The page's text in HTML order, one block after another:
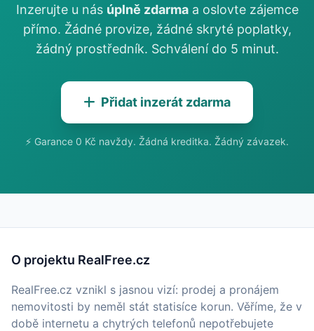
Inzerujte u nás úplně zdarmaa oslovte zájemce
přímo. Žádné provize, žádné skryté poplatky,
žádný prostředník. Schválení do 5 minut.
Přidat inzerát zdarma
⚡ Garance 0 Kč navždy. Žádná kreditka. Žádný závazek.
O projektu RealFree.cz
RealFree.cz vznikl s jasnou vizí: prodej a pronájem
nemovitosti by neměl stát statisíce korun. Věříme, že v
době internetu a chytrých telefonů nepotřebujete